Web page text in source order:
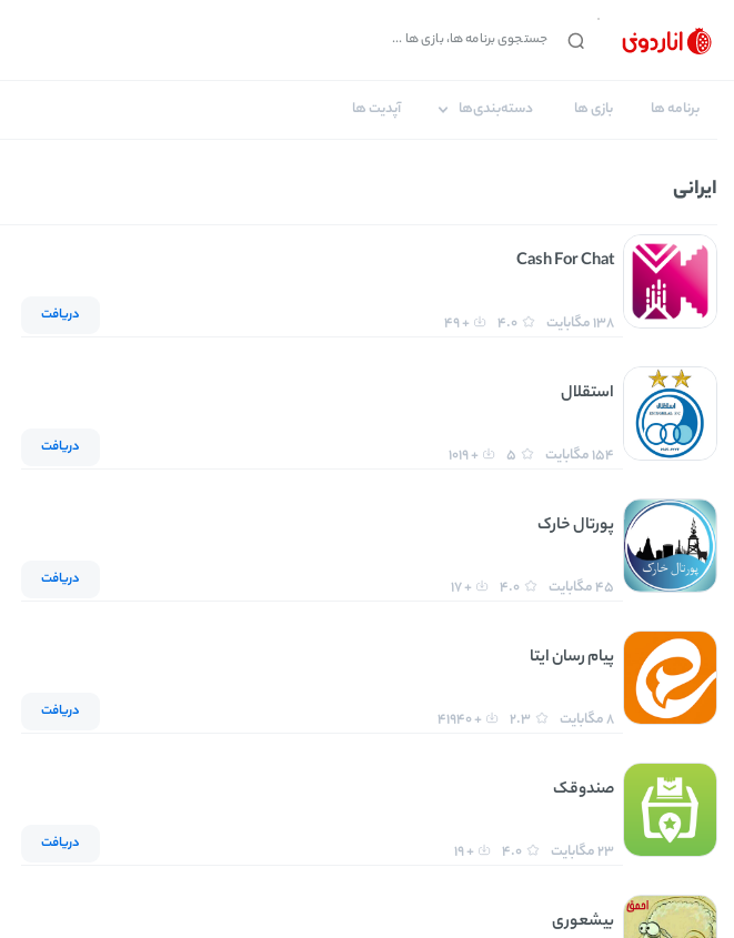
برنامه ها بازی ها دسته‌بندی‌ها آپدیت ها
ایرانی
Cash For Chat
138 مگابایت 4.0
+ 49 دریافت
استقلال
154 مگابایت 5
+ 1019 دریافت
پورتال خارک
45 مگابایت 4.0
+ 17 دریافت
پیام رسان ایتا
8 مگابایت 2.3
+ 41940 دریافت
صندوقک
23 مگابایت 4.0
+ 19 دریافت
بیشعوری